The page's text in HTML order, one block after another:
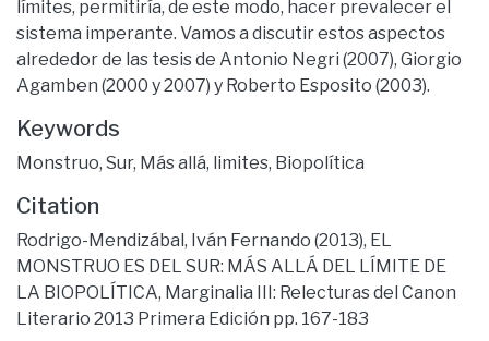
límites, permitiría, de este modo, hacer prevalecer el
sistema imperante. Vamos a discutir estos aspectos
alrededor de las tesis de Antonio Negri (2007), Giorgio
Agamben (2000 y 2007) y Roberto Esposito (2003).
Keywords
Monstruo, Sur, Más allá, limites, Biopolítica
Citation
Rodrigo-Mendizábal, Iván Fernando (2013), EL
MONSTRUO ES DEL SUR: MÁS ALLÁ DEL LÍMITE DE
LA BIOPOLÍTICA, Marginalia III: Relecturas del Canon
Literario 2013 Primera Edición pp. 167-183